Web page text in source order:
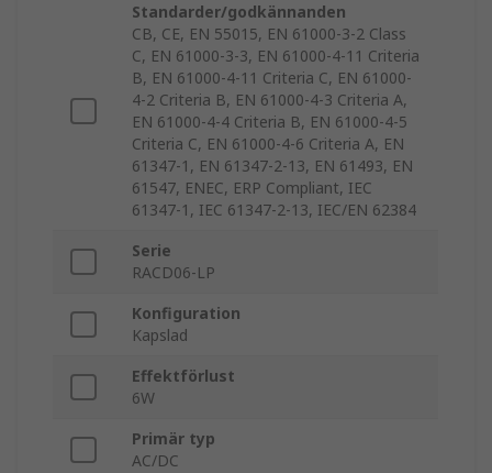
Standarder/godkännanden
CB, CE, EN 55015, EN 61000-3-2 Class
C, EN 61000-3-3, EN 61000-4-11 Criteria
B, EN 61000-4-11 Criteria C, EN 61000-
4-2 Criteria B, EN 61000-4-3 Criteria A,
EN 61000-4-4 Criteria B, EN 61000-4-5
Criteria C, EN 61000-4-6 Criteria A, EN
61347-1, EN 61347-2-13, EN 61493, EN
61547, ENEC, ERP Compliant, IEC
61347-1, IEC 61347-2-13, IEC/EN 62384
Serie
RACD06-LP
Konfiguration
Kapslad
Effektförlust
6W
Primär typ
AC/DC